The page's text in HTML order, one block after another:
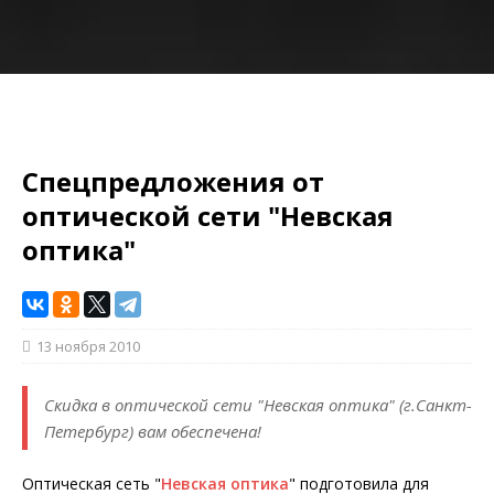
Спецпредложения от
оптической сети "Невская
оптика"
13 ноября 2010
Скидка в оптической сети "Невская оптика" (г.Санкт-
Петербург) вам обеспечена!
Оптическая сеть "Невская оптика" подготовила для